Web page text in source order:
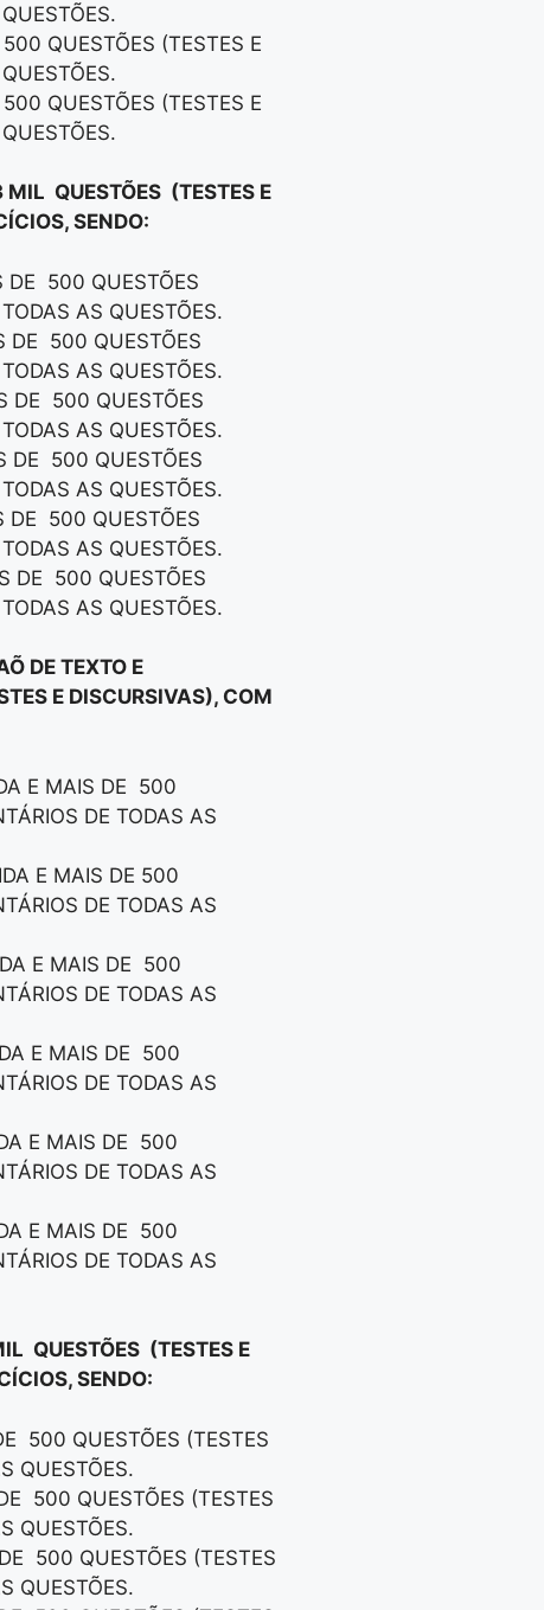
QUESTÕES (TESTES E
QUESTÕES (TESTES E
QUESTÕES (TESTES E
SENDO:
DE 500 QUESTÕES
AS QUESTÕES.
DE 500 QUESTÕES
AS QUESTÕES.
DE 500 QUESTÕES
AS QUESTÕES.
DE 500 QUESTÕES
AS QUESTÕES.
DE 500 QUESTÕES
AS QUESTÕES.
DE 500 QUESTÕES
AS QUESTÕES.
DE TEXTO E
E DISCURSIVAS), COM
E MAIS DE 500
DE TODAS AS
E MAIS DE 500
DE TODAS AS
E MAIS DE 500
DE TODAS AS
E MAIS DE 500
DE TODAS AS
E MAIS DE 500
DE TODAS AS
E MAIS DE 500
DE TODAS AS
QUESTÕES (TESTES E
SENDO:
500 QUESTÕES (TESTES
QUESTÕES.
500 QUESTÕES (TESTES
QUESTÕES.
500 QUESTÕES (TESTES
QUESTÕES.